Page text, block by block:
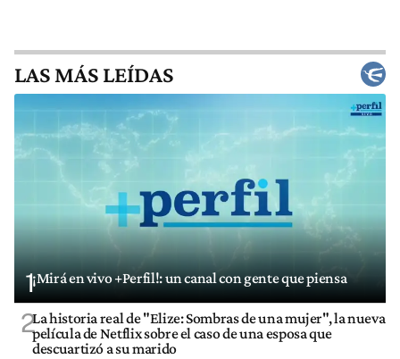
LAS MÁS LEÍDAS
1¡Mirá en vivo +Perfil!: un canal con gente que piensa
2La historia real de "Elize: Sombras de una mujer", la nueva
película de Netflix sobre el caso de una esposa que
descuartizó a su marido